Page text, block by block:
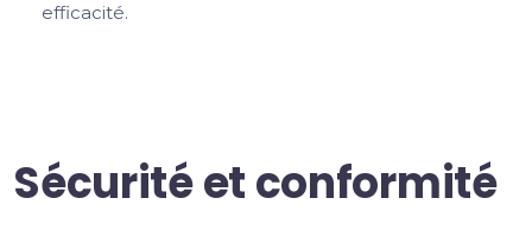
efficacité.
Sécurité et conformité